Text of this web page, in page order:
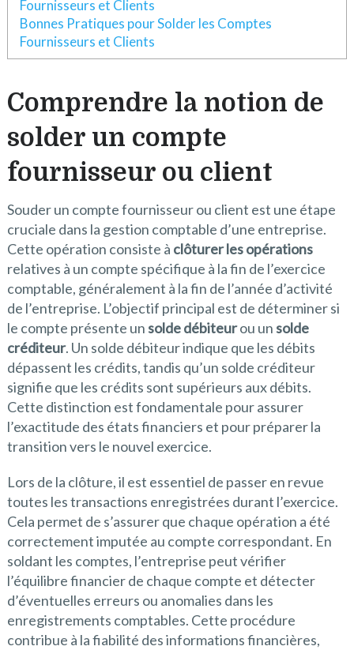
Fournisseurs et Clients
Bonnes Pratiques pour Solder les Comptes
Fournisseurs et Clients
Comprendre la notion de
solder un compte
fournisseur ou client
Souder un compte fournisseur ou client est une étape
cruciale dans la gestion comptable d’une entreprise.
Cette opération consiste à clôturer les opérations
relatives à un compte spécifique à la fin de l’exercice
comptable, généralement à la fin de l’année d’activité
de l’entreprise. L’objectif principal est de déterminer si
le compte présente unsolde débiteurou unsolde
créditeur. Un solde débiteur indique que les débits
dépassent les crédits, tandis qu’un solde créditeur
signifie que les crédits sont supérieurs aux débits.
Cette distinction est fondamentale pour assurer
l’exactitude des états financiers et pour préparer la
transition vers le nouvel exercice.
Lors de la clôture, il est essentiel de passer en revue
toutes les transactions enregistrées durant l’exercice.
Cela permet de s’assurer que chaque opération a été
correctement imputée au compte correspondant. En
soldant les comptes, l’entreprise peut vérifier
l’équilibre financier de chaque compte et détecter
d’éventuelles erreurs ou anomalies dans les
enregistrements comptables. Cette procédure
contribue à la fiabilité des informations financières,